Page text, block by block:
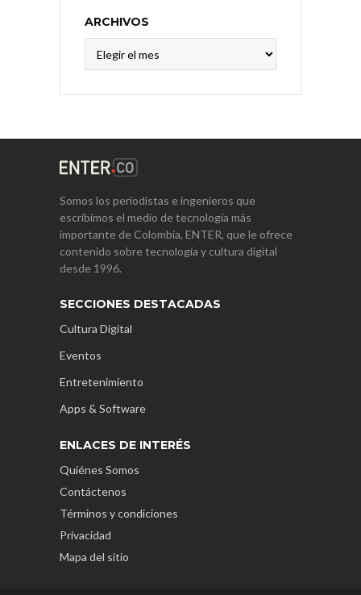
ARCHIVOS
Somos los periodistas e ingenieros que
escribimos el medio de tecnología más
importante de Colombia, ENTER, que le ofrece
contenido sobre tecnología y cultura digital
desde 1996.
SECCIONES DESTACADAS
Cultura Digital
Eventos
Entretenimiento
Apps & Software
ENLACES DE INTERÉS
Quiénes Somos
Contáctenos
Términos y condiciones
Privacidad
Mapa del sitio